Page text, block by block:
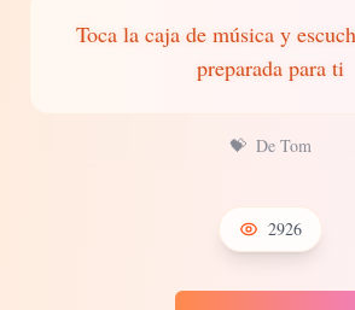
Toca la caja de música y
preparada para ti
💝 De Tom
2926